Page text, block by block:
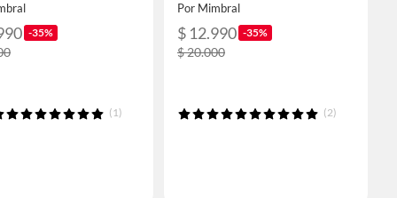
-35%
(1)
Por Mimbral
$ 12.990 -35%
$ 20.000
(2)